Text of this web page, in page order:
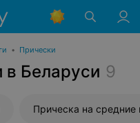
• Прически
в Беларуси 9
Прическа на средние